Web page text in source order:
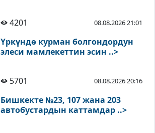
4201 08.08.2026 21:01
Үркүндө курман болгондордун
элеси мамлекеттин эсин ..>
5701 08.08.2026 20:16
Бишкекте №23, 107 жана 203
автобустардын каттамдар ..>